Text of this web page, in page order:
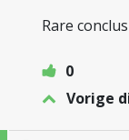
Rare
0
Vorige